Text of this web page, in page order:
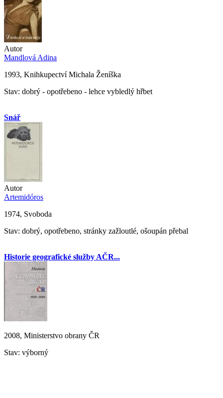
Autor
Mandlová Adina
1993, Knihkupectví Michala Ženíška
Stav: dobrý - opotřebeno - lehce vybledlý hřbet
Snář
Autor
Artemidóros
1974, Svoboda
Stav: dobrý, opotřebeno, stránky zažloutlé, ošoupán přebal
Historie geografické služby AČR...
2008, Ministerstvo obrany ČR
Stav: výborný